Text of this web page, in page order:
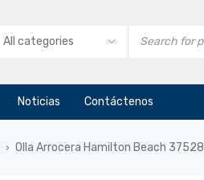
Noticias Contáctenos
› Olla Arrocera Hamilton Beach 37528